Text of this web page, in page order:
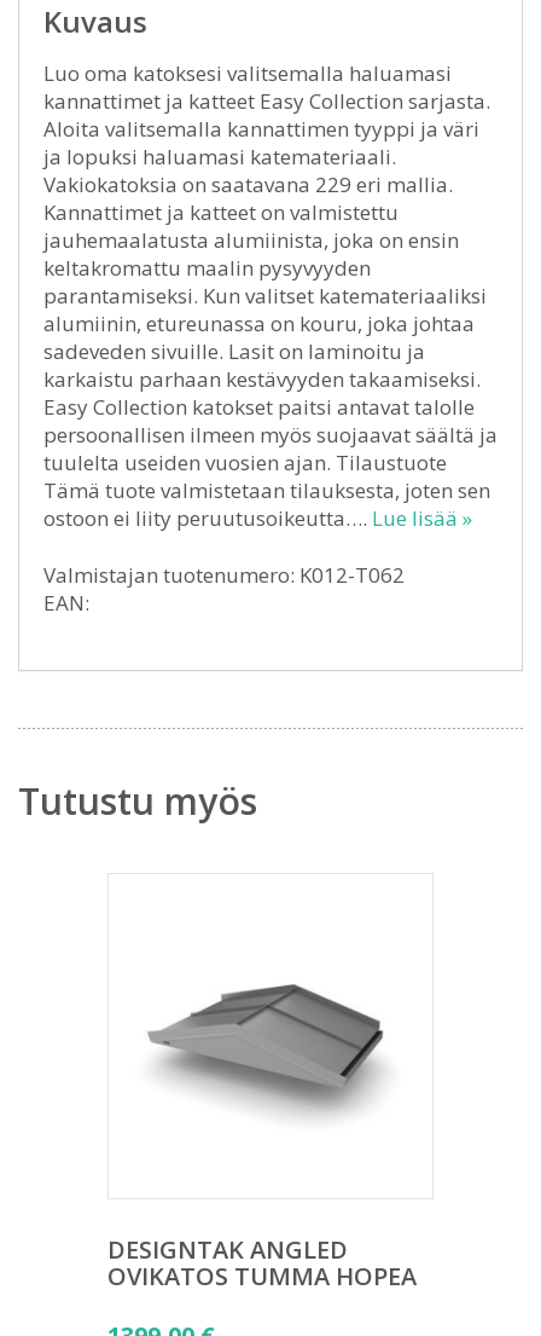
Kuvaus
Luo oma katoksesi valitsemalla haluamasi
kannattimet ja katteet Easy Collection sarjasta.
Aloita valitsemalla kannattimen tyyppi ja väri
ja lopuksi haluamasi katemateriaali.
Vakiokatoksia on saatavana 229 eri mallia.
Kannattimet ja katteet on valmistettu
jauhemaalatusta alumiinista, joka on ensin
keltakromattu maalin pysyvyyden
parantamiseksi. Kun valitset katemateriaaliksi
alumiinin, etureunassa on kouru, joka johtaa
sadeveden sivuille. Lasit on laminoitu ja
karkaistu parhaan kestävyyden takaamiseksi.
Easy Collection katokset paitsi antavat talolle
persoonallisen ilmeen myös suojaavat säältä ja
tuulelta useiden vuosien ajan. Tilaustuote
Tämä tuote valmistetaan tilauksesta, joten sen
ostoon ei liity peruutusoikeutta…. Lue lisää »
Valmistajan tuotenumero: K012-T062
EAN:
Tutustu myös
DESIGNTAK ANGLED
OVIKATOS TUMMA HOPEA